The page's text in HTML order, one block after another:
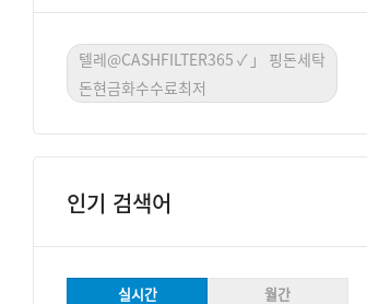
텔레@CASHFILTER365✓」핑돈세탁
돈현금화수수료최저
인기 검색어
실시간 월간